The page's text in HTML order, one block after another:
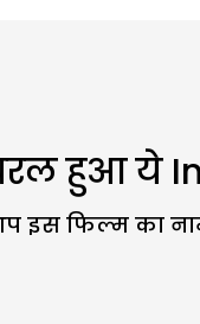
हुआ ये
आप इस फिल्म का